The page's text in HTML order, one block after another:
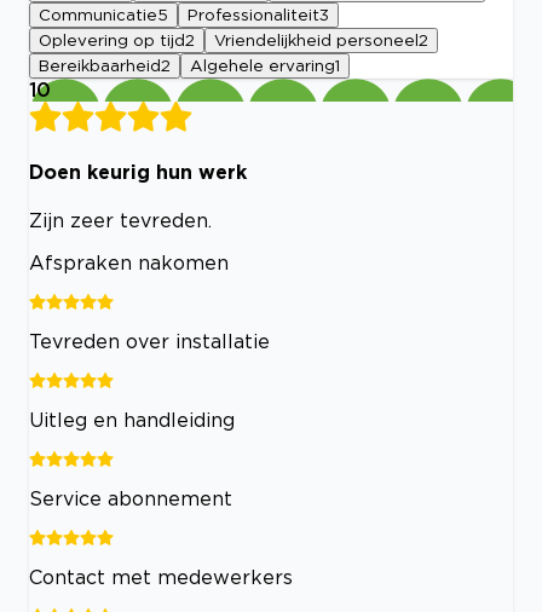
Communicatie5 Professionaliteit3
Oplevering op tijd2 Vriendelijkheid personeel 2
Bereikbaarheid2 Algehele ervaring1
10
Doen keurig hun werk
Zijn zeer tevreden.
Afspraken nakomen
Tevreden over installatie
Uitleg en handleiding
Service abonnement
Contact met medewerkers